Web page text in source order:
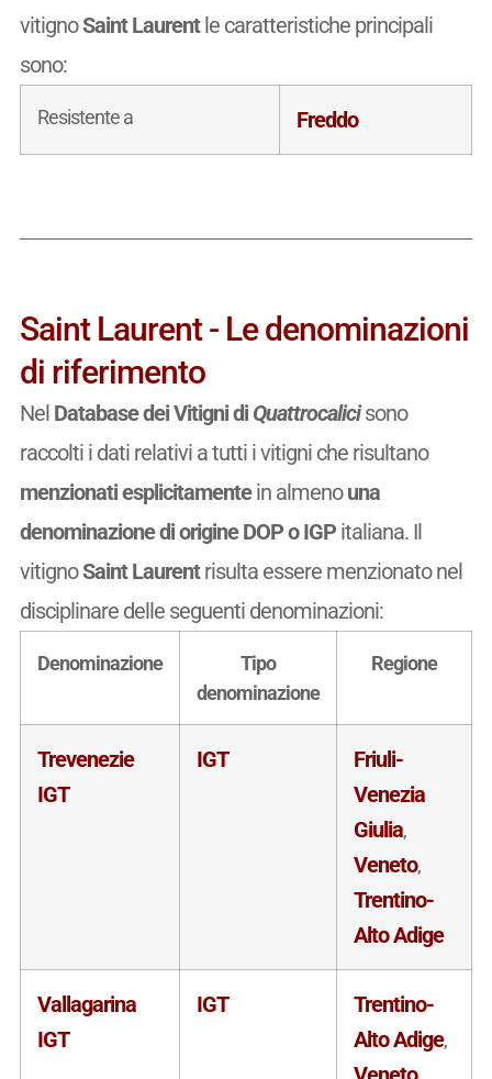
vitignoSaint Laurentle caratteristiche principali
sono:
Resistente a Freddo
Saint Laurent - Le denominazioni
di riferimento
Nel Database dei Vitigni diQuattrocalicisono
raccolti i dati relativi a tutti i vitigni che risultano
menzionati esplicitamentein almenouna
denominazione di origine DOP o IGPitaliana. Il
vitignoSaint Laurentrisulta essere menzionato nel
disciplinare delle seguenti denominazioni:
Denominazione
Tipo
denominazione
Regione
Trevenezie
IGT
IGT
Friuli-
Venezia
Giulia,
Veneto,
Trentino-
Alto Adige
Vallagarina
IGT
IGT
Trentino-
Alto Adige,